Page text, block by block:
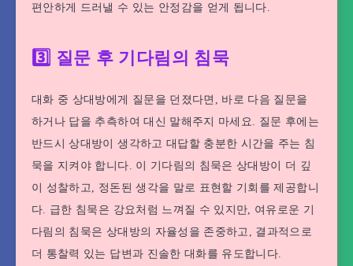
편안하게 드러낼 수 있는 안정감을 얻게 됩니다.
3️⃣ 질문 후 기다림의 침묵
대화 중 상대방에게 질문을 던졌다면, 바로 다음 질문을
하거나 답을 추측하여 대신 말해주지 마세요. 질문 후에는
반드시 상대방이 생각하고 대답할 충분한 시간을 주는 침
묵을 지켜야 합니다. 이 기다림의 침묵은 상대방이 더 깊
이 성찰하고, 정돈된 생각을 말로 표현할 기회를 제공합니
다. 급한 침묵은 강요처럼 느껴질 수 있지만, 여유로운 기
다림의 침묵은 상대방의 자율성을 존중하고, 결과적으로
더 통찰력 있는 답변과 진솔한 대화를 유도합니다.